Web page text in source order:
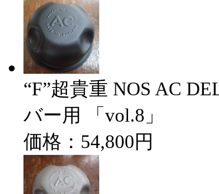
“F”超貴重 NOS AC
バー用 「vol.8」
価格：54,800円